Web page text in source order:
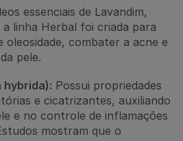
essenciais de Lavandim,
linha Herbal foi criada para
oleosidade, combater a acne e
pele.
hybrida): Possui propriedades
e cicatrizantes, auxiliando
e no controle de inflamações
mostram que o